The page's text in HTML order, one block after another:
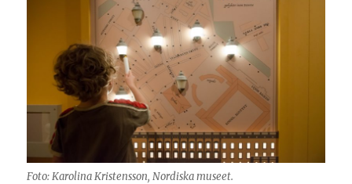
Foto: Karolina Kristensson, Nordiska museet.